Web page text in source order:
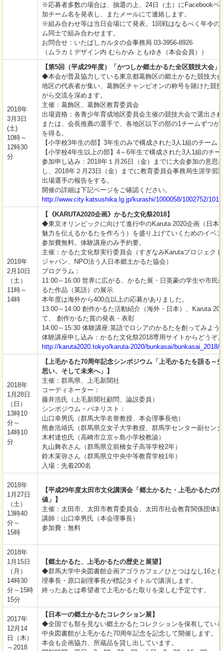
※応募者多数の場合は、抽選の上、24日（土）にFacebookペ
加チーム名を発表し、またメールにて連絡します。
※組み合わせ等は当日会場にて発表。1回戦はなるべく年令の
ム同士で組み合わせます。
お問合せ：いたばしカルタの会事務局 03-3956-8926
（ムラカミデザイン内 むらかみ ともゆき（本会会員））
2018年
3月3日
(土)
10時～
12時30
分
【第5回（平成29年度）「かつしか郷土かるた全区競技大会」
◆本会が普及協力している東京都葛飾区の郷土かるた競技大
地区の代表者が集い、葛飾区チャンピオンの称号を賭けた競
がら交流を深めます。
主催：葛飾区、葛飾区教育委員会
出場資格：各青少年育成地区委員会主催の競技大会で選出さ
または、会長推薦の選手で、各地区以下の部の1チームずつが
を得る。
【小学校3年生の部】3年生のみで構成された3人1組のチーム
【小学校4年生以上の部】4～6年生で構成された3人1組のチー
参加申し込み：2018年１月26日（金）までに大会参加の意思
し、2018年２月23日（金）までに教育委員会事務局生涯学習
出場選手の報告をする。
開催の詳細は下記ページをご確認ください。
http://www.city.katsushika.lg.jp/kurashi/1000058/1002752/
2018年
2月10日
（土）
11時～
14時
【《KARUTA2020企画》かるた文化祭2018】
◆東京オリンピックに向けて進行中のKaruta 2020企画（日本
魅力を伝えるかるたを作ろう）を盛り上げていくためのイベ
参加費無料。体験講座のみ予約要。
主催：かるた文化祭実行委員会（すぎなみKarutaプロジェク
ジャパン、NPO法う人日本郷土かるた協会）
プログラム：
11:00～16:00 世界に広がる、かるた展・日英豪の学生や市民
るた作品（英語）の展示
本年度は海外から400点以上の応募がありました。
13:00～14:00 創作かるた活動紹介（海外・日本）、Karuta
て、 創作かるた賞の発表・表彰
14:00～15:30 体験講座:英語でロシアのかるたを創ってみよう
体験講座申し込み：かるた文化祭2018専用サイトからどうぞ
http://karuta2020.tokyo/karuta-2020/bunkasai/bunkasai_2018/
2018年
1月28日
（日）
13時10
分～
14時10
分
【上毛かるた70周年記念シンポジウム「上毛かるたを語る～
思い、そして未来へ」】
主催：群馬県、上毛新聞社
コーディネーター：
藤井浩氏（上毛新聞社顧問、論説委員）
シンポジウム・パネリスト：
山口幸男氏（群馬大学名誉教授、本会理事長他）
熊倉浩靖氏（群馬県立女子大学教授、群馬学センター副セン
木村達也氏（高崎市立京ヶ島小学校教諭）
丸山舞衣さん（群馬県立前橋女子高等学校2年）
鈴木茉弥さん（群馬県立中央中等教育学校1年）
入場：先着200名
2018年
1月27日
（土）
13時40
分～
15時
【平成29年度太田市文化講演会「郷土かるた・上毛かるたの
値」】
主催：太田市、太田市教育委員会、太田市社会教育関係団体
講師：山口幸男氏（本会理事長）
参加費：無料
2018年
1月15日
（月）
14時30
分～15時
15分
【郷土かるた、上毛かるたの歴史と展望】
◆群馬大学中央図書館企画アゴラカフェ／ひとつはなし16と
理事長・原口副理事長が標記タイトルで講演します。
終ったあとは希望者で上毛かるた取りを楽しむ予定です。
2017年
12月14
日（木）
～2018
【日本一の郷土かるたコレクション展】
◆全国でも類を見ない郷土かるたコレクションを保有してい
中央図書館が上毛かるた70周年記念を記念して開催します。
本会も企画協力、所蔵品を貸し出しています。